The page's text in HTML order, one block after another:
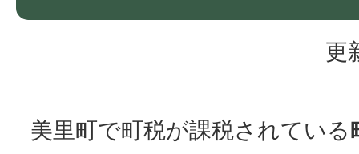
更
美里町で町税が課税されている